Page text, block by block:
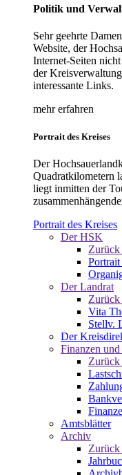
Politik und
Sehr geehrte
Website, der
Internet-Seiten
der
interessante Links.
mehr erfahren
Portrait des Kreises
Der
Quadratkilometern
liegt inmitten der
Portrait des Kreises
Der HSK
Zurück
Portrait
Der Landrat
Zurück
Vita
Stellv.
Der
Finanzen
Zurück
Amtsblätter
Archiv
Zurück